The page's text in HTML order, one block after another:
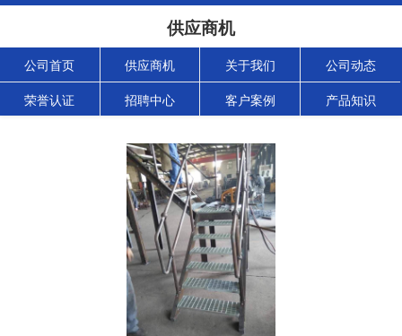
供应商机
公司首页 供应商机 关于我们 公司动态
荣誉认证 招聘中心 客户案例 产品知识